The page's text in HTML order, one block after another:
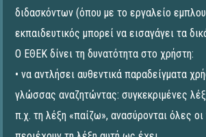
διδασκόντων (όπου με το εργαλείο
εκπαιδευτικός μπορεί να εισαγάγει τα
Ο ΕΘΕΚ δίνει τη δυνατότητα στο χρήστη:
• να αντλήσει αυθεντικά παραδείγματα
γλώσσας αναζητώντας: συγκεκριμένες
π.χ. τη λέξη «παίζω», ανασύρονται όλες